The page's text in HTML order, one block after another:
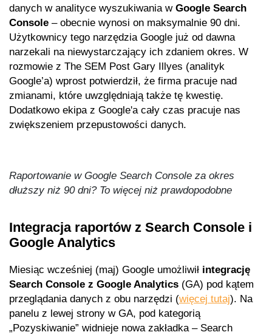
danych w analityce wyszukiwania w Google Search
Console – obecnie wynosi on maksymalnie 90 dni.
Użytkownicy tego narzędzia Google już od dawna
narzekali na niewystarczający ich zdaniem okres. W
rozmowie z The SEM Post Gary Illyes (analityk
Google’a) wprost potwierdził, że firma pracuje nad
zmianami, które uwzględniają także tę kwestię.
Dodatkowo ekipa z Google'a cały czas pracuje nas
zwiększeniem przepustowości danych.
Raportowanie w Google Search Console za okres
dłuższy niż 90 dni? To więcej niż prawdopodobne
Integracja raportów z Search Console i
Google Analytics
Miesiąc wcześniej (maj) Google umożliwił integrację
Search Console z Google Analytics (GA) pod kątem
przeglądania danych z obu narzędzi (więcej tutaj). Na
panelu z lewej strony w GA, pod kategorią
„Pozyskiwanie” widnieje nowa zakładka – Search